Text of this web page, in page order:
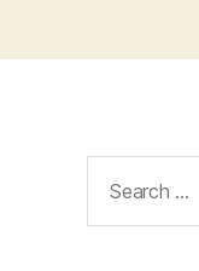
for: